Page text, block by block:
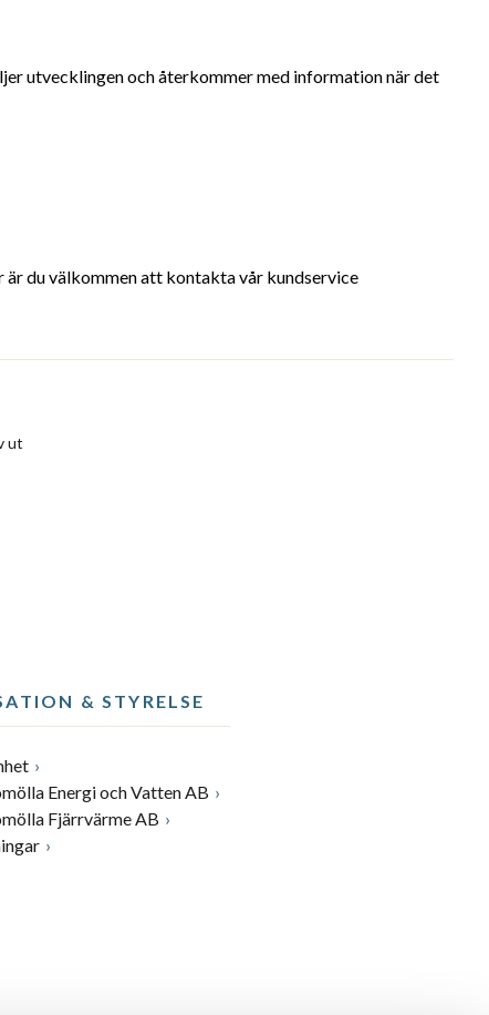
utvecklingen och återkommer med information när det
du välkommen att kontakta vår kundservice
ut
& STYRELSE
Energi och Vatten AB
Fjärrvärme AB